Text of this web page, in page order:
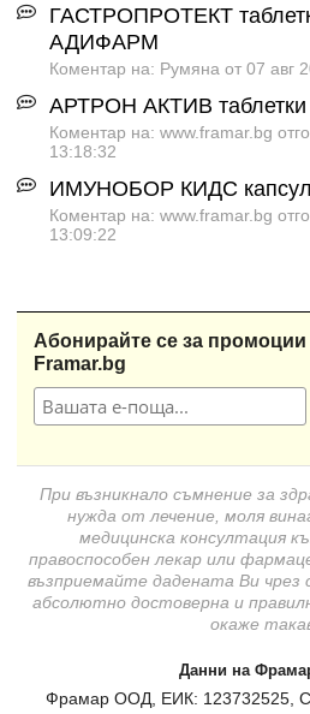
ГАСТРОПРОТЕКТ
АДИФАРМ
Коментар на: Румяна от 07 авг
АРТРОН АКТИВ
Коментар на: www.framar.bg
13:18:32
ИМУНОБОР КИДС
Коментар на: www.framar.bg
13:09:22
Абонирайте се за промоции
Framar.bg
При възникнало съмнение за
нужда от лечение, моля
медицинска консултация
правоспособен лекар или
възприемайте дадената Ви
абсолютно достоверна и
окаже
Данни на
Фрамар ООД, ЕИК: 123732525,